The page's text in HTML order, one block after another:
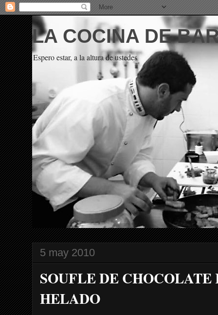
LA COCINA DE
Espero estar, a la altura de ustedes
5 may 2010
SOUFLE DE
HELADO